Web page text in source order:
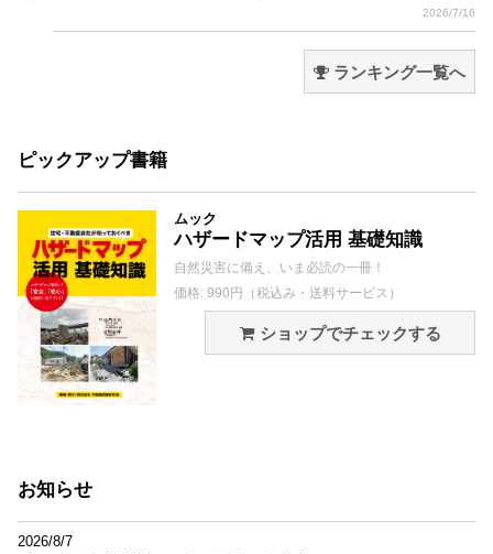
2026/7/16
ランキング一覧へ
ピックアップ書籍
ムック
ハザードマップ活用 基礎知識
自然災害に備え、いま必読の一冊！
価格: 990円（税込み・送料サービス）
ショップでチェックする
お知らせ
2026/8/7